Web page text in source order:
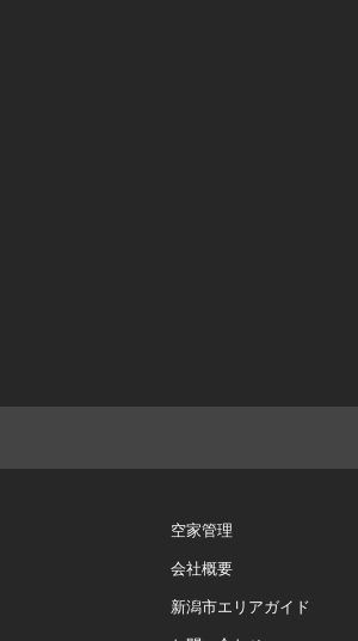
空家管理
会社概要
新潟市エリアガイド